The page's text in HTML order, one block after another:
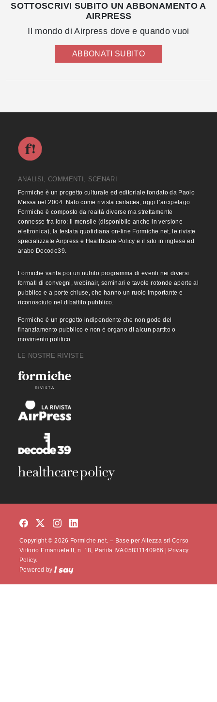
SOTTOSCRIVI SUBITO UN ABBONAMENTO A
AIRPRESS
Il mondo di Airpress dove e quando vuoi
ABBONATI SUBITO
ANALISI, COMMENTI, SCENARI
Formiche è un progetto culturale ed editoriale fondato da Paolo
Messa nel 2004. Nato come rivista cartacea, oggi l’arcipelago
Formiche è composto da realtà diverse ma strettamente
connesse fra loro: il mensile (disponibile anche in versione
elettronica), la testata quotidiana on-line Formiche.net, le riviste
specializzate Airpress e Healthcare Policy e il sito in inglese ed
arabo Decode39.
Formiche vanta poi un nutrito programma di eventi nei diversi
formati di convegni, webinair, seminari e tavole rotonde aperte al
pubblico e a porte chiuse, che hanno un ruolo importante e
riconosciuto nel dibattito pubblico.
Formiche è un progetto indipendente che non gode del
finanziamento pubblico e non è organo di alcun partito o
movimento politico.
LE NOSTRE RIVISTE
Copyright © 2026 Formiche.net. – Base per Altezza srl Corso
Vittorio Emanuele II, n. 18, Partita IVA 05831140966 | Privacy
Policy.
Powered by